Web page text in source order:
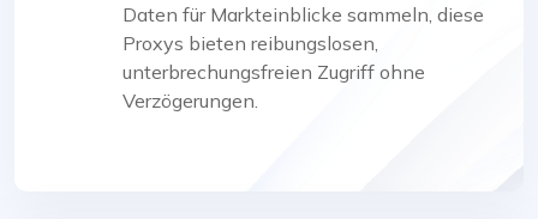
Daten für Markteinblicke sammeln, diese
Proxys bieten reibungslosen,
unterbrechungsfreien Zugriff ohne
Verzögerungen.